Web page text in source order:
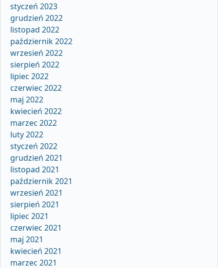
styczeń 2023
grudzień 2022
listopad 2022
październik 2022
wrzesień 2022
sierpień 2022
lipiec 2022
czerwiec 2022
maj 2022
kwiecień 2022
marzec 2022
luty 2022
styczeń 2022
grudzień 2021
listopad 2021
październik 2021
wrzesień 2021
sierpień 2021
lipiec 2021
czerwiec 2021
maj 2021
kwiecień 2021
marzec 2021